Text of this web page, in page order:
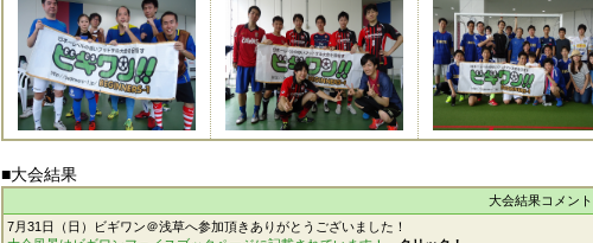
■大会結果
大会結果コメント
7月31日（日）ビギワン＠浅草へ参加頂きありがとうございました！